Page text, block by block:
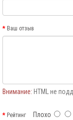
Ваш отзыв
Внимание: HTML не
РейтингПлохо